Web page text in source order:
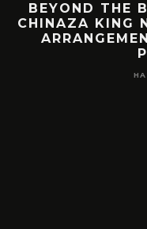
BEYOND THE
CHINAZA KING